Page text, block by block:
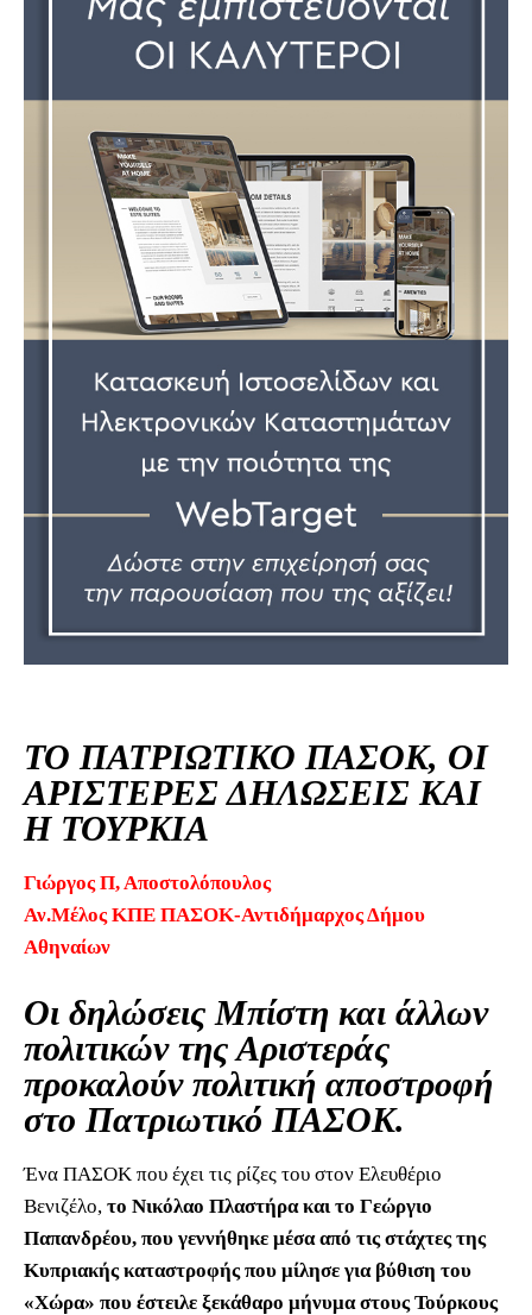
ΤΟ ΠΑΤΡΙΩΤΙΚΟ ΠΑΣΟΚ, ΟΙ
ΑΡΙΣΤΕΡΕΣ ΔΗΛΩΣΕΙΣ ΚΑΙ
Η ΤΟΥΡΚΙΑ
Γιώργος Π, Αποστολόπουλος
Αν.Μέλος ΚΠΕ ΠΑΣΟΚ-Αντιδήμαρχος Δήμου
Αθηναίων
Οι δηλώσεις Μπίστη και άλλων
πολιτικών της Αριστεράς
προκαλούν πολιτική αποστροφή
στο Πατριωτικό ΠΑΣΟΚ.
Ένα ΠΑΣΟΚ που έχει τις ρίζες του στον Ελευθέριο
Βενιζέλο, το Νικόλαο Πλαστήρα και το Γεώργιο
Παπανδρέου, που γεννήθηκε μέσα από τις στάχτες της
Κυπριακής καταστροφής που μίλησε για βύθιση του
«Χώρα» που έστειλε ξεκάθαρο μήνυμα στους Τούρκους